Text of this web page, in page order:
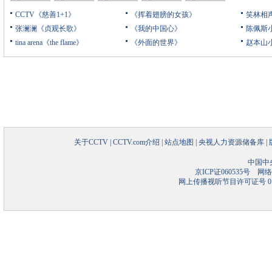
CCTV《慈善1+1》
张澜澜《贞观长歌》
tina arena《the flame》
《挥着翅膀的女孩》
《我的中国心》
《外面的世界》
笑林相
陈佩斯
赵本山
关于CCTV CCTV.com介绍 站点地图 央视人力资源储备库
中国中
京ICP证060535号网络
网上传播视听节目许可证号